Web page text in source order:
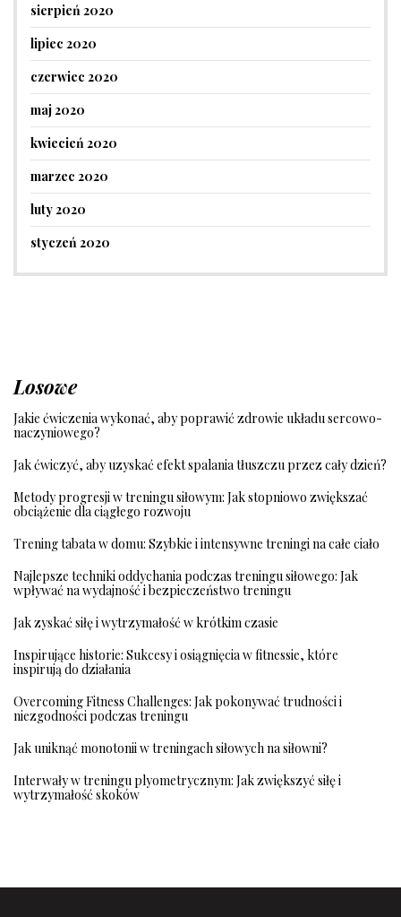
sierpień 2020
lipiec 2020
czerwiec 2020
maj 2020
kwiecień 2020
marzec 2020
luty 2020
styczeń 2020
Losowe
Jakie ćwiczenia wykonać, aby poprawić zdrowie układu sercowo-
naczyniowego?
Jak ćwiczyć, aby uzyskać efekt spalania tłuszczu przez cały dzień?
Metody progresji w treningu siłowym: Jak stopniowo zwiększać
obciążenie dla ciągłego rozwoju
Trening tabata w domu: Szybkie i intensywne treningi na całe ciało
Najlepsze techniki oddychania podczas treningu siłowego: Jak
wpływać na wydajność i bezpieczeństwo treningu
Jak zyskać siłę i wytrzymałość w krótkim czasie
Inspirujące historie: Sukcesy i osiągnięcia w fitnessie, które
inspirują do działania
Overcoming Fitness Challenges: Jak pokonywać trudności i
niezgodności podczas treningu
Jak uniknąć monotonii w treningach siłowych na siłowni?
Interwały w treningu plyometrycznym: Jak zwiększyć siłę i
wytrzymałość skoków